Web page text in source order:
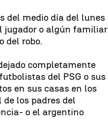
del medio día del lunes
jugador o algún familiar
del robo.
completamente
del PSG o sus
en sus casas en los
los padres del
o el argentino